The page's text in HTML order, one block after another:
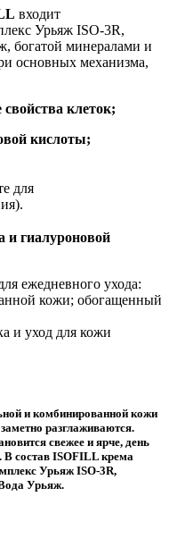
входит
Урьяж ISO-3R,
богатой минералами и
основных механизма,
клеток;
кислоты;
для
и гиалуроновой
ежедневного ухода:
кожи; обогащенный
и уход для кожи
и комбинированной кожи
разглаживаются.
свежее и ярче, день
В состав ISOFILL крема
Урьяж ISO-3R,
Урьяж.